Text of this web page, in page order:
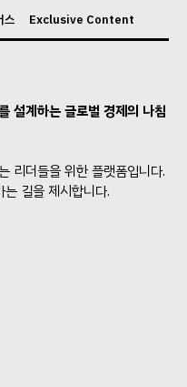
스 Exclusive Content
계하는 글로벌 경제의 나침
리더들을 위한 플랫폼입니다.
길을 제시합니다.